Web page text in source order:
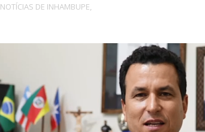
NOTÍCIAS DE INHAMBUPE,